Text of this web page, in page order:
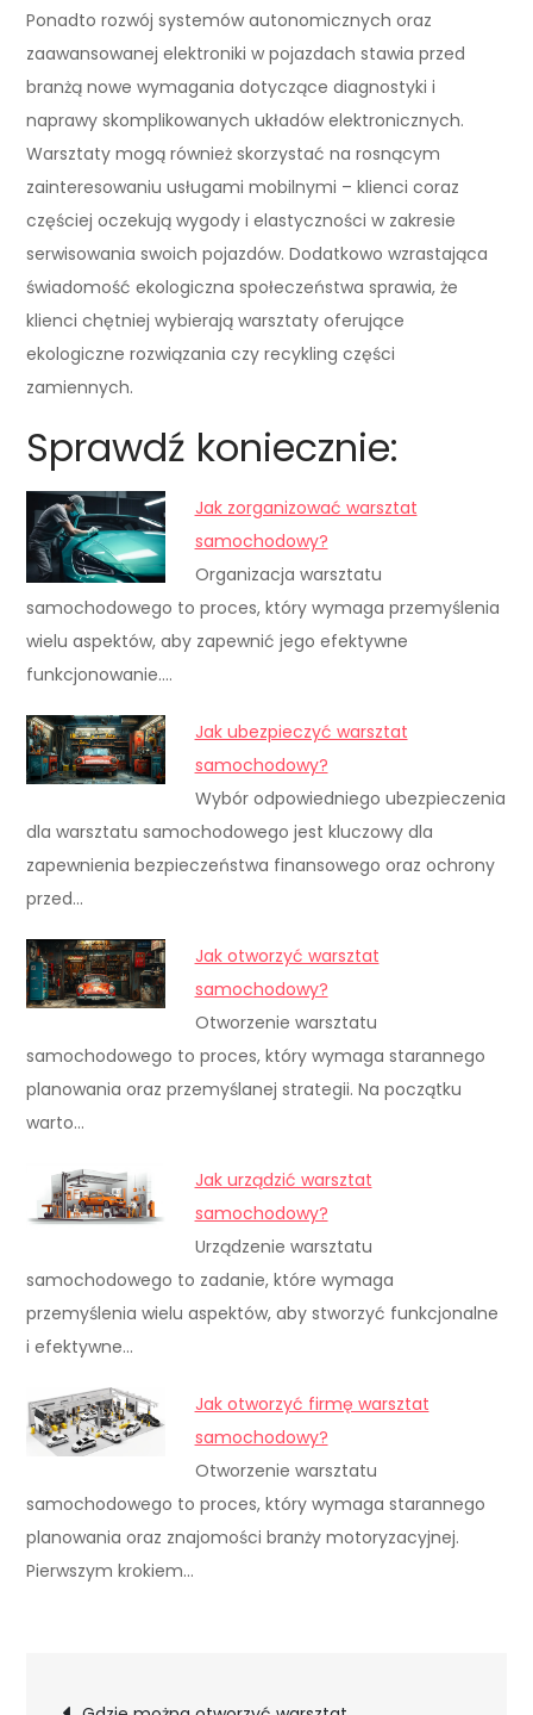
Ponadto rozwój systemów autonomicznych oraz
zaawansowanej elektroniki w pojazdach stawia przed
branżą nowe wymagania dotyczące diagnostyki i
naprawy skomplikowanych układów elektronicznych.
Warsztaty mogą również skorzystać na rosnącym
zainteresowaniu usługami mobilnymi – klienci coraz
częściej oczekują wygody i elastyczności w zakresie
serwisowania swoich pojazdów. Dodatkowo wzrastająca
świadomość ekologiczna społeczeństwa sprawia, że
klienci chętniej wybierają warsztaty oferujące
ekologiczne rozwiązania czy recykling części
zamiennych.
Sprawdź koniecznie:
Jak zorganizować warsztat
samochodowy?
Organizacja warsztatu
samochodowego to proces, który wymaga przemyślenia
wielu aspektów, aby zapewnić jego efektywne
funkcjonowanie.…
Jak ubezpieczyć warsztat
samochodowy?
Wybór odpowiedniego ubezpieczenia
dla warsztatu samochodowego jest kluczowy dla
zapewnienia bezpieczeństwa finansowego oraz ochrony
przed…
Jak otworzyć warsztat
samochodowy?
Otworzenie warsztatu
samochodowego to proces, który wymaga starannego
planowania oraz przemyślanej strategii. Na początku
warto…
Jak urządzić warsztat
samochodowy?
Urządzenie warsztatu
samochodowego to zadanie, które wymaga
przemyślenia wielu aspektów, aby stworzyć funkcjonalne
i efektywne…
Jak otworzyć firmę warsztat
samochodowy?
Otworzenie warsztatu
samochodowego to proces, który wymaga starannego
planowania oraz znajomości branży motoryzacyjnej.
Pierwszym krokiem…